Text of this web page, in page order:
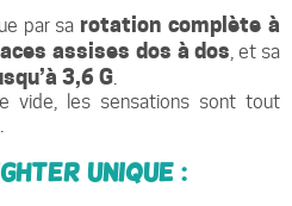
par sarotation complète à
assises dos à dos, et sa
3,6 G.
vide, les sensations sont tout
unique :